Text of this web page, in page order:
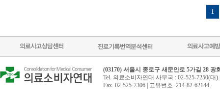
1
(03170) 서울시 종로구 새문안로 5가길 28 광
Tel. 의료소비자연대 사무국 : 02-525-7250(대
Fax. 02-525-7306 | 고유번호. 214-82-62144